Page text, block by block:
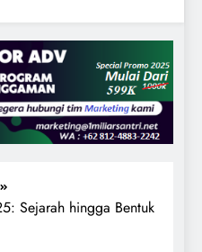
Sejarah hingga Bentuk